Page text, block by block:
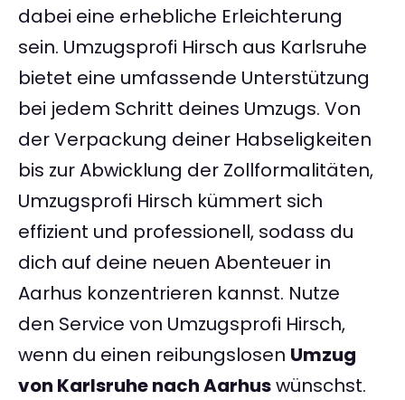
dabei eine erhebliche Erleichterung
sein. Umzugsprofi Hirsch aus Karlsruhe
bietet eine umfassende Unterstützung
bei jedem Schritt deines Umzugs. Von
der Verpackung deiner Habseligkeiten
bis zur Abwicklung der Zollformalitäten,
Umzugsprofi Hirsch kümmert sich
effizient und professionell, sodass du
dich auf deine neuen Abenteuer in
Aarhus konzentrieren kannst. Nutze
den Service von Umzugsprofi Hirsch,
wenn du einen reibungslosen Umzug
von Karlsruhe nach Aarhuswünschst.